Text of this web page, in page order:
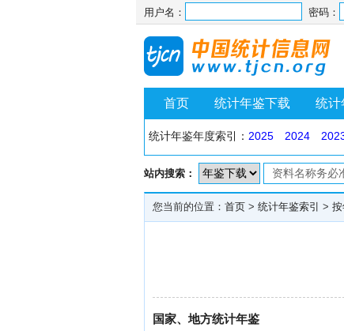
用户名： 密码：
首页 统计年鉴下载 统计
统计年鉴年度索引： 2025 2024
站内搜索：
您当前的位置： 首页 > 统计年鉴索引 >
国家、地方统计年鉴